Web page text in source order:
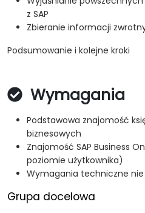
z SAP
Zbieranie informacji
Podsumowanie i kolejne kroki
Wymagania
Podstawowa znajomość
biznesowych
Znajomość SAP Business
poziomie użytkownika)
Wymagania techniczne
Grupa docelowa